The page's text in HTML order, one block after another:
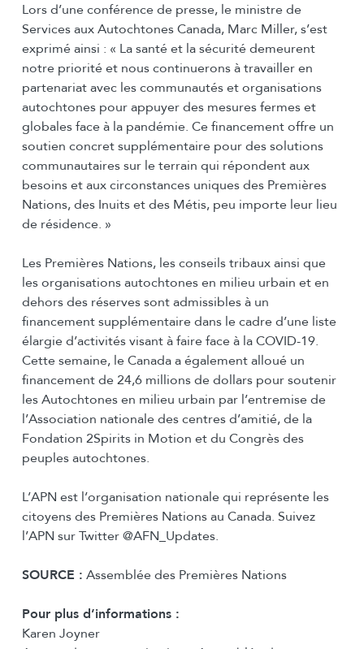
Lors d’une conférence de presse, le ministre de
Services aux Autochtones Canada, Marc Miller, s’est
exprimé ainsi : « La santé et la sécurité demeurent
notre priorité et nous continuerons à travailler en
partenariat avec les communautés et organisations
autochtones pour appuyer des mesures fermes et
globales face à la pandémie. Ce financement offre un
soutien concret supplémentaire pour des solutions
communautaires sur le terrain qui répondent aux
besoins et aux circonstances uniques des Premières
Nations, des Inuits et des Métis, peu importe leur lieu
de résidence. »
Les Premières Nations, les conseils tribaux ainsi que
les organisations autochtones en milieu urbain et en
dehors des réserves sont admissibles à un
financement supplémentaire dans le cadre d’une liste
élargie d’activités visant à faire face à la COVID-19.
Cette semaine, le Canada a également alloué un
financement de 24,6 millions de dollars pour soutenir
les Autochtones en milieu urbain par l’entremise de
l’Association nationale des centres d’amitié, de la
Fondation 2Spirits in Motion et du Congrès des
peuples autochtones.
L’APN est l’organisation nationale qui représente les
citoyens des Premières Nations au Canada. Suivez
l’APN sur Twitter @AFN_Updates.
SOURCE : Assemblée des Premières Nations
Pour plus d’informations :
Karen Joyner